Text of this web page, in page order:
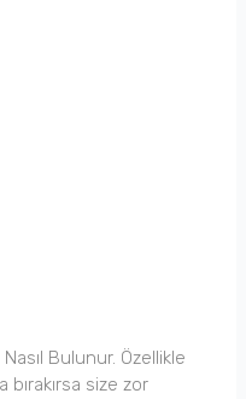
Bulunur. Özellikle
bırakırsa size zor